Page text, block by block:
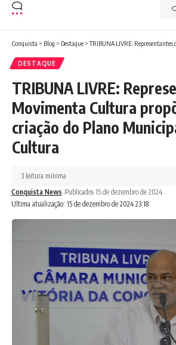
Conquista > Blog > Destaque >TRIBUNA LIVRE: Representantes do Movimenta
DESTAQUE
TRIBUNA LIVRE:
Movimenta Cultura
criação do Plano
Cultura
Ultima atualização: 15 de dezembro de 2024 23:18
Conquista News Publicados 15 de dezembro de 2024
3 leitura mínima